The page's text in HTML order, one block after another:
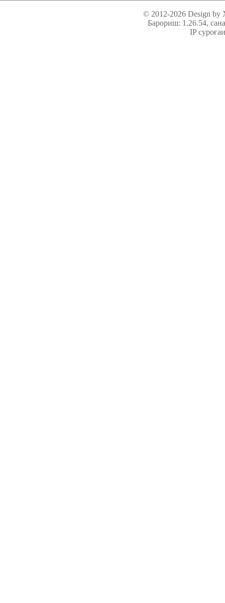
© 2012-2026 Design
Барориш: 1.26.54,
IP